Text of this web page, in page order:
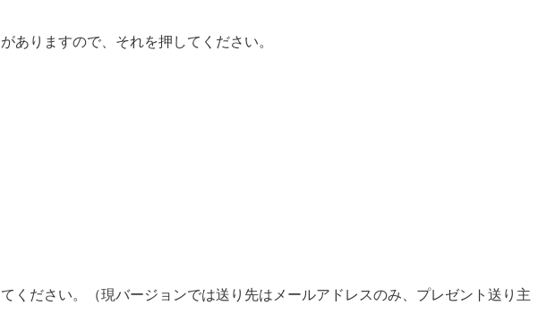
ありますので、それを押してください。
ください。（現バージョンでは送り先はメールアドレスのみ、プレゼント送り主